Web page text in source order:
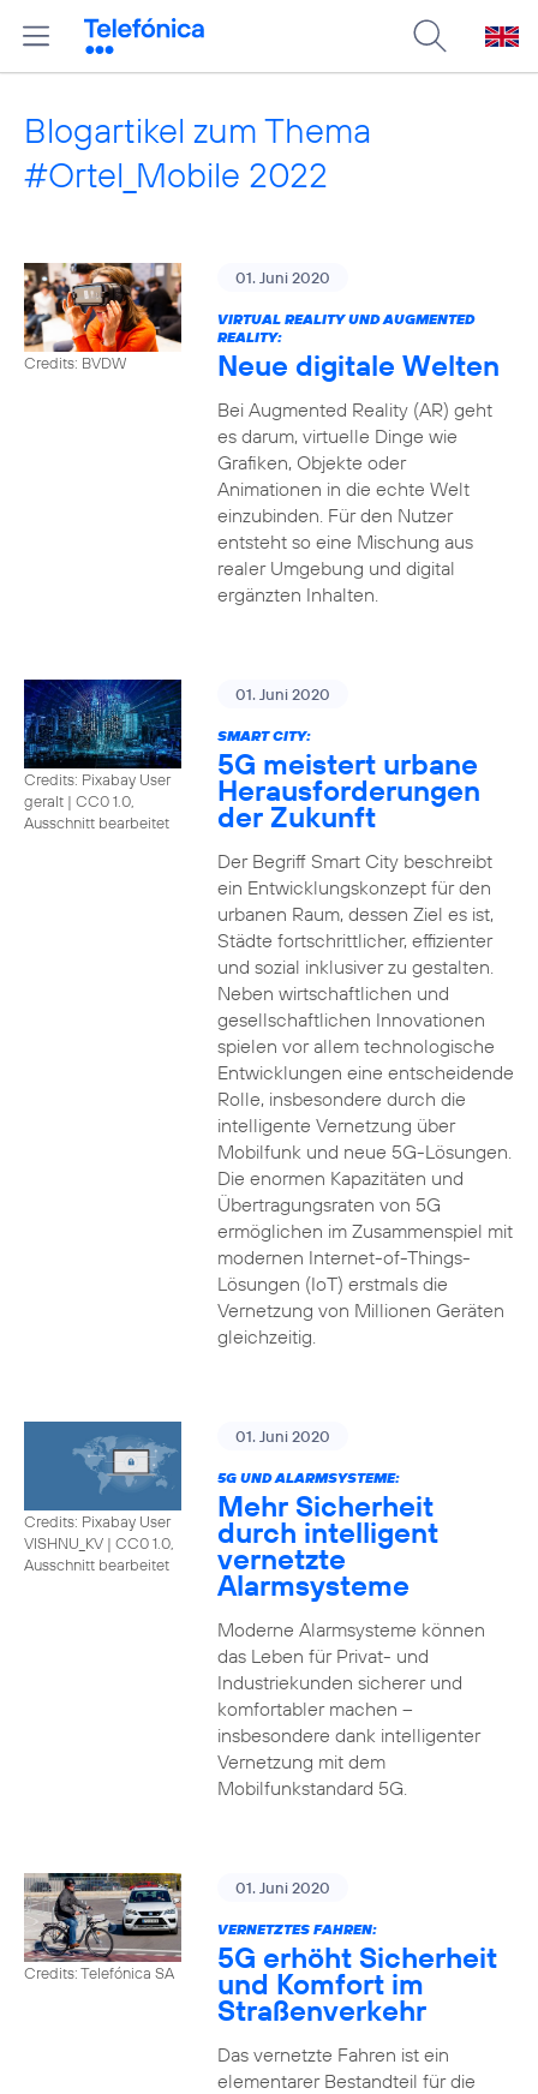
Blogartikel zum Thema
#Ortel_Mobile 2022
Credits: BVDW
01. Juni 2020
VIRTUAL REALITY UND AUGMENTED
REALITY:
Neue digitale Welten
Bei Augmented Reality (AR) geht
es darum, virtuelle Dinge wie
Grafiken, Objekte oder
Animationen in die echte Welt
einzubinden. Für den Nutzer
entsteht so eine Mischung aus
realer Umgebung und digital
ergänzten Inhalten.
Credits: Pixabay User
geralt | CC0 1.0,
Ausschnitt bearbeitet
01. Juni 2020
SMART CITY:
5G meistert urbane
Herausforderungen
der Zukunft
Der Begriff Smart City beschreibt
ein Entwicklungskonzept für den
urbanen Raum, dessen Ziel es ist,
Städte fortschrittlicher, effizienter
und sozial inklusiver zu gestalten.
Neben wirtschaftlichen und
gesellschaftlichen Innovationen
spielen vor allem technologische
Entwicklungen eine entscheidende
Rolle, insbesondere durch die
intelligente Vernetzung über
Mobilfunk und neue 5G-Lösungen.
Die enormen Kapazitäten und
Übertragungsraten von 5G
ermöglichen im Zusammenspiel mit
modernen Internet-of-Things-
Lösungen (IoT) erstmals die
Vernetzung von Millionen Geräten
gleichzeitig.
Credits: Pixabay User
VISHNU_KV | CC0 1.0,
Ausschnitt bearbeitet
01. Juni 2020
5G UND ALARMSYSTEME:
Mehr Sicherheit
durch intelligent
vernetzte
Alarmsysteme
Moderne Alarmsysteme können
das Leben für Privat- und
Industriekunden sicherer und
komfortabler machen –
insbesondere dank intelligenter
Vernetzung mit dem
Mobilfunkstandard 5G.
Credits: Telefónica SA
01. Juni 2020
VERNETZTES FAHREN:
5G erhöht Sicherheit
und Komfort im
Straßenverkehr
Das vernetzte Fahren ist ein
elementarer Bestandteil für die